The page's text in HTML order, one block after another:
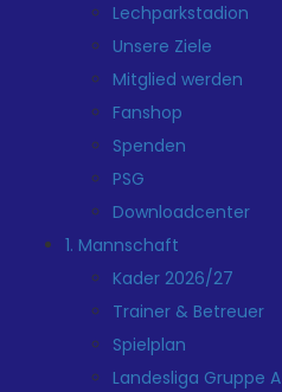
Lechparkstadion
Unsere Ziele
Mitglied werden
Fanshop
Spenden
PSG
Downloadcenter
1. Mannschaft
Kader 2026/27
Trainer & Betreuer
Spielplan
Landesliga Gruppe A